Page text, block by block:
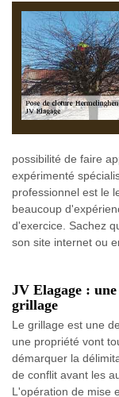
possibilité de faire
expérimenté
professionnel est le
beaucoup
d'exercice. Sachez
son site internet ou
JV Elagage :
grillage
Le grillage est une
une propriété vont
démarquer la
de conflit avant les
L'opération de mise